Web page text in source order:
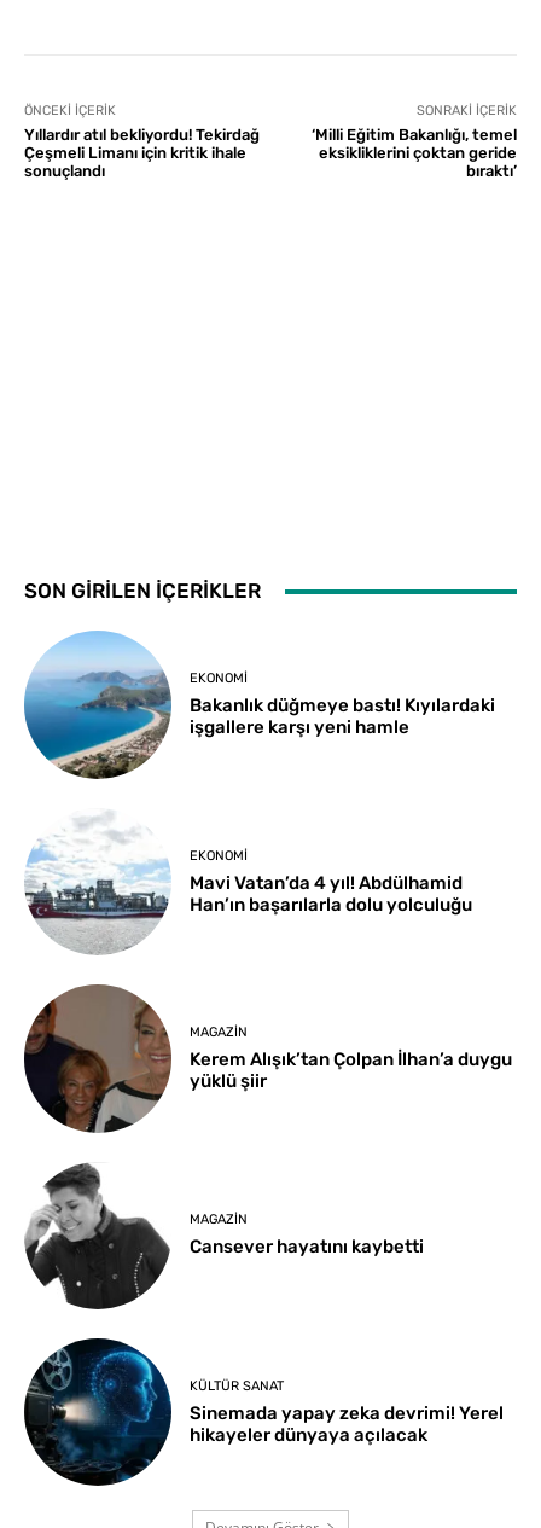
ÖNCEKI İÇERIK
Yıllardır atıl bekliyordu! Tekirdağ
Çeşmeli Limanı için kritik ihale
sonuçlandı
SONRAKI İÇERIK
‘Milli Eğitim Bakanlığı, temel
eksikliklerini çoktan geride
bıraktı’
SON GİRİLEN İÇERİKLER
EKONOMI
Bakanlık düğmeye bastı! Kıyılardaki
işgallere karşı yeni hamle
EKONOMI
Mavi Vatan’da 4 yıl! Abdülhamid
Han’ın başarılarla dolu yolculuğu
MAGAZIN
Kerem Alışık’tan Çolpan İlhan’a duygu
yüklü şiir
MAGAZIN
Cansever hayatını kaybetti
KÜLTÜR SANAT
Sinemada yapay zeka devrimi! Yerel
hikayeler dünyaya açılacak